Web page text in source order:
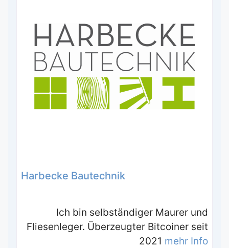
Harbecke Bautechnik
Ich bin selbständiger Maurer und
Fliesenleger. Überzeugter Bitcoiner seit
2021 mehr Info